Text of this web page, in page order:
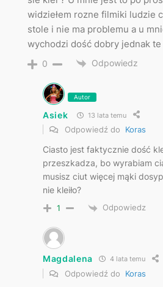
widziełem rozne filmiki ludzie
stole i nie ma problemu a u
wychodzi dość dobry jednak
0 Odpowiedz
Autor
Asiek 13 lata temu
Odpowiedź do Koras
Ciasto jest faktycznie dość
przeszkadza, bo wyrabiam
musisz ciut więcej mąki
nie kleiło?
1 Odpowiedz
Magdalena 4 lata temu
Odpowiedź do Koras